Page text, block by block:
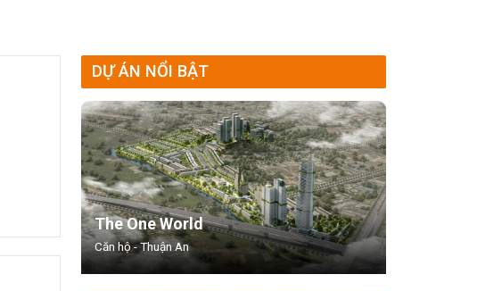
DỰ ÁN NỔI BẬT
The One World
Căn hộ - Thuận An